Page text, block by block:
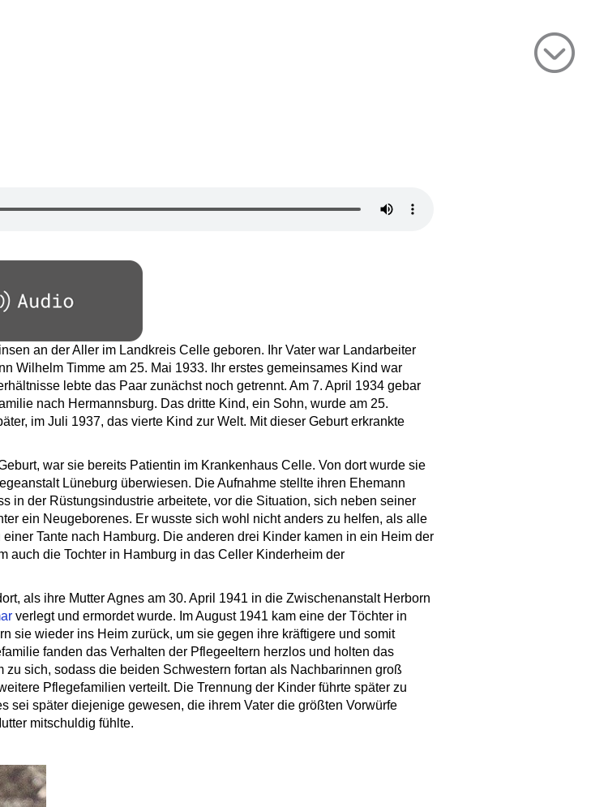
an der Aller im Landkreis Celle geboren. Ihr Vater war Landarbeiter
Wilhelm Timme am 25. Mai 1933. Ihr erstes gemeinsames Kind war
lebte das Paar zunächst noch getrennt. Am 7. April 1934 gebar
nach Hermannsburg. Das dritte Kind, ein Sohn, wurde am 25.
im Juli 1937, das vierte Kind zur Welt. Mit dieser Geburt erkrankte
war sie bereits Patientin im Krankenhaus Celle. Von dort wurde sie
Lüneburg überwiesen. Die Aufnahme stellte ihren Ehemann
in der Rüstungsindustrie arbeitete, vor die Situation, sich neben seiner
ein Neugeborenes. Er wusste sich wohl nicht anders zu helfen, als alle
Tante nach Hamburg. Die anderen drei Kinder kamen in ein Heim der
auch die Tochter in Hamburg in das Celler Kinderheim der
als ihre Mutter Agnes am 30. April 1941 in die Zwischenanstalt Herborn
verlegt und ermordet wurde. Im August 1941 kam eine der Töchter in
sie wieder ins Heim zurück, um sie gegen ihre kräftigere und somit
fanden das Verhalten der Pflegeeltern herzlos und holten das
sich, sodass die beiden Schwestern fortan als Nachbarinnen groß
Pflegefamilien verteilt. Die Trennung der Kinder führte später zu
sei später diejenige gewesen, die ihrem Vater die größten Vorwürfe
mitschuldig fühlte.